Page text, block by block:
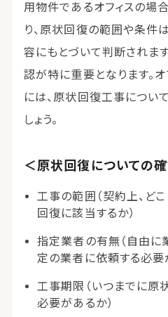
用物件であるオフィスの場
り、原状回復の範囲や条件
容にもとづいて判断されま
認が特に重要となります。
には、原状回復工事につい
しょう。
＜原状回復についての
工事の範囲（契約上、ど
回復に該当するか）
指定業者の有無（自由に
定の業者に依頼する必要
工事期限（いつまでに原
必要があるか）